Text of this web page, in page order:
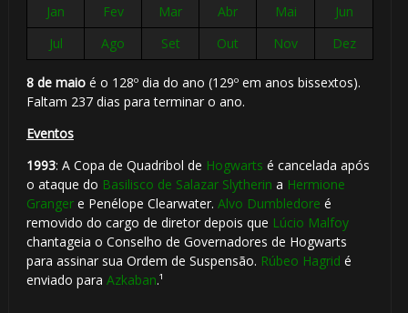
Jan Fev Mar Abr Mai
Jun
Jul
Ago Set Out Nov Dez
8 de maioé o 128º dia do ano (129º em anos bissextos).
Faltam 237 dias para terminar o ano.
Eventos
1993: A Copa de Quadribol de Hogwarts é cancelada após
o ataque do Basilisco de Salazar Slytherin a Hermione
Grangere Penélope Clearwater. Alvo Dumbledore é
removido do cargo de diretor depois que Lúcio Malfoy
chantageia o Conselho de Governadores de Hogwarts
para assinar sua Ordem de Suspensão. Rúbeo Hagrid é
enviado para Azkaban.¹